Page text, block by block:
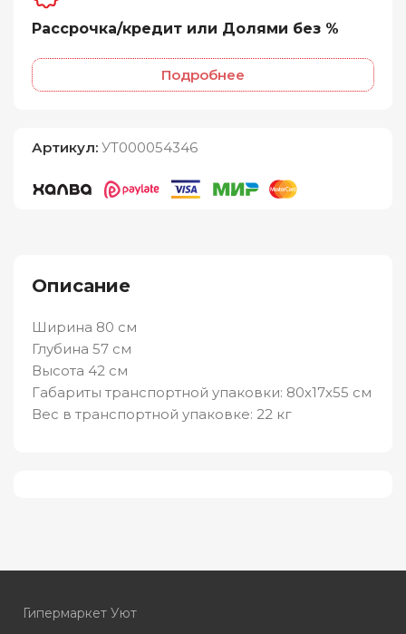
Рассрочка/кредит или Долями без %
Подробнее
Артикул:УТ000054346
Описание
Ширина 80 см
Глубина 57 см
Высота 42 см
Габариты транспортной упаковки: 80х17х55 см
Вес в транспортной упаковке: 22 кг
Гипермаркет Уют